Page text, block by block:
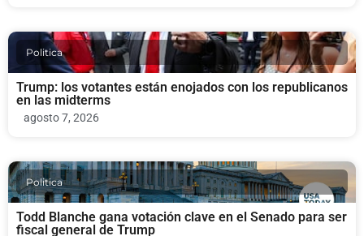
Politica
Trump: los votantes están enojados con los republicanos
en las midterms
agosto 7, 2026
Politica
Todd Blanche gana votación clave en el Senado para ser
fiscal general de Trump